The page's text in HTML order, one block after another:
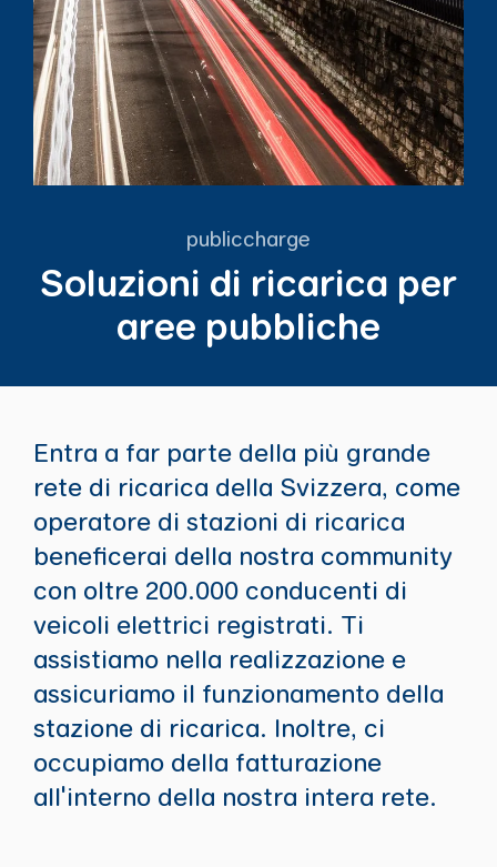
publiccharge
Soluzioni di ricarica per
aree pubbliche
Entra a far parte della più grande
rete di ricarica della Svizzera, come
operatore di stazioni di ricarica
beneficerai della nostra community
con oltre 200.000 conducenti di
veicoli elettrici registrati. Ti
assistiamo nella realizzazione e
assicuriamo il funzionamento della
stazione di ricarica. Inoltre, ci
occupiamo della fatturazione
all'interno della nostra intera rete.